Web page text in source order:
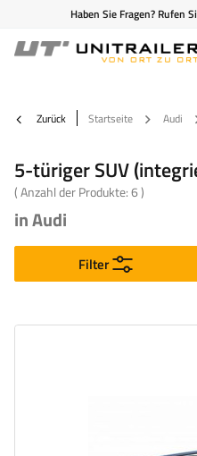
Haben Sie Fragen? Rufen
Zurück Startseite Audi
5-türiger SUV
( Anzahl der Produkte:6)
in Audi
Filter